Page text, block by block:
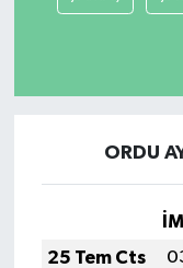
ORDU
25 Tem Cts